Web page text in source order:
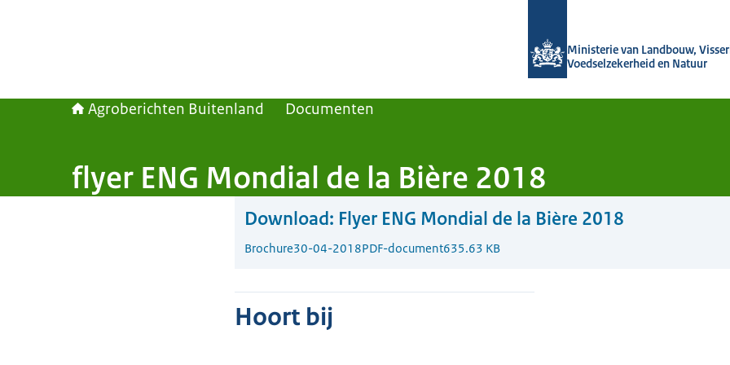
Ministerie van Landbouw,
Voedselzekerheid en Natuur
Agroberichten Buitenland Documenten
flyer ENG Mondial de la Bière 2018
Download: Flyer ENG Mondial de la Bière 2018
Brochure30-04-2018PDF-document635.63 KB
Hoort bij